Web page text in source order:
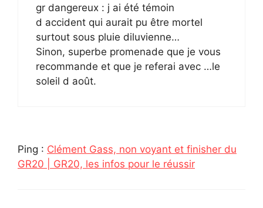
gr dangereux : j ai été témoin
d accident qui aurait pu être mortel
surtout sous pluie diluvienne…
Sinon, superbe promenade que je vous
recommande et que je referai avec …le
soleil d août.
Ping : Clément Gass, non voyant et finisher du
GR20 | GR20, les infos pour le réussir